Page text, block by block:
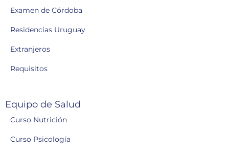
Examen de Córdoba
Residencias Uruguay
Extranjeros
Requisitos
Equipo de Salud
Curso Nutrición
Curso Psicología